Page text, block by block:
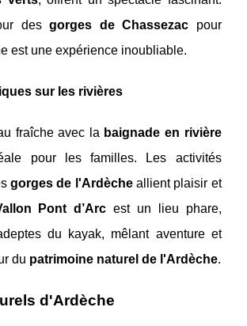
desgorges de Chassezac pour
est une expérience inoubliable.
sur les rivières
fraîche avec la baignade en rivière
pour les familles. Les activités
gorges de l'Ardècheallient plaisir et
Pont d’Arc est un lieu phare,
du kayak, mêlant aventure et
du patrimoine naturel de l'Ardèche.
d'Ardèche